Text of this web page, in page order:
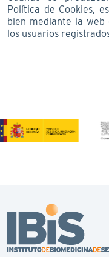
Política de Cookies,
bien mediante la
los usuarios